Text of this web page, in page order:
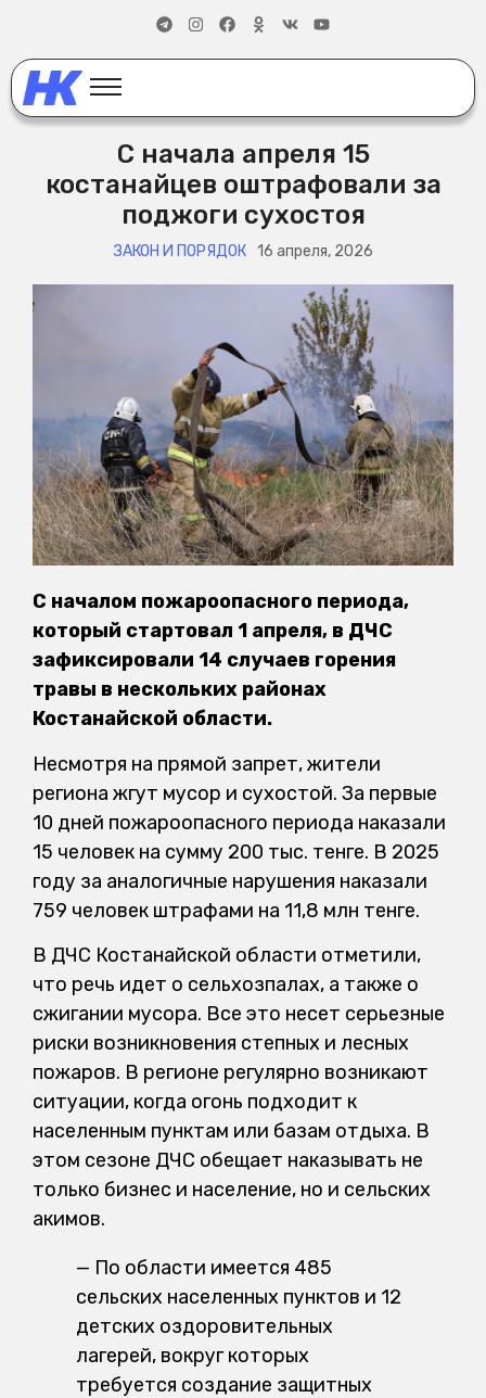
С начала апреля 15
костанайцев оштрафовали за
поджоги сухостоя
ЗАКОН И ПОРЯДОК 16 апреля, 2026
С началом пожароопасного периода,
который стартовал 1 апреля, в ДЧС
зафиксировали 14 случаев горения
травы в нескольких районах
Костанайской области.
Несмотря на прямой запрет, жители
региона жгут мусор и сухостой. За первые
10 дней пожароопасного периода наказали
15 человек на сумму 200 тыс. тенге. В 2025
году за аналогичные нарушения наказали
759 человек штрафами на 11,8 млн тенге.
В ДЧС Костанайской области отметили,
что речь идет о сельхозпалах, а также о
сжигании мусора. Все это несет серьезные
риски возникновения степных и лесных
пожаров. В регионе регулярно возникают
ситуации, когда огонь подходит к
населенным пунктам или базам отдыха. В
этом сезоне ДЧС обещает наказывать не
только бизнес и население, но и сельских
акимов.
— По области имеется 485
сельских населенных пунктов и 12
детских оздоровительных
лагерей, вокруг которых
требуется создание защитных